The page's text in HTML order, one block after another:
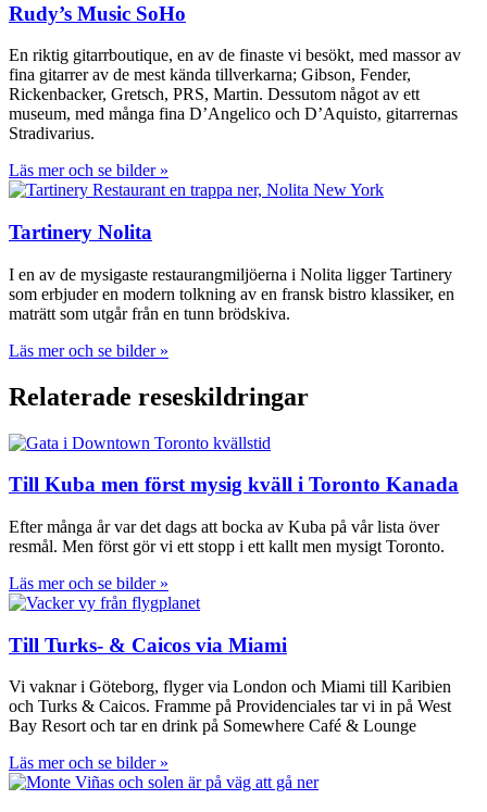
Rudy’s Music SoHo
En riktig gitarrboutique, en av de finaste vi besökt, med massor av
fina gitarrer av de mest kända tillverkarna; Gibson, Fender,
Rickenbacker, Gretsch, PRS, Martin. Dessutom något av ett
museum, med många fina D’Angelico och D’Aquisto, gitarrernas
Stradivarius.
Läs mer och se bilder »
Tartinery Nolita
I en av de mysigaste restaurangmiljöerna i Nolita ligger Tartinery
som erbjuder en modern tolkning av en fransk bistro klassiker, en
maträtt som utgår från en tunn brödskiva.
Läs mer och se bilder »
Relaterade reseskildringar
Till Kuba men först mysig kväll i Toronto Kanada
Efter många år var det dags att bocka av Kuba på vår lista över
resmål. Men först gör vi ett stopp i ett kallt men mysigt Toronto.
Läs mer och se bilder »
Till Turks- & Caicos via Miami
Vi vaknar i Göteborg, flyger via London och Miami till Karibien
och Turks & Caicos. Framme på Providenciales tar vi in på West
Bay Resort och tar en drink på Somewhere Café & Lounge
Läs mer och se bilder »